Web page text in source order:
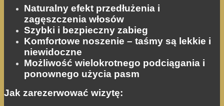
Naturalny efekt przedłużenia i
zagęszczenia włosów
Szybki i bezpieczny zabieg
Komfortowe noszenie – taśmy są lekkie i
niewidoczne
Możliwość wielokrotnego podciągania i
ponownego użycia pasm
Jak zarezerwować wizytę:
podczas
odwiedzania naszej
strony, zwiększasz
szansę na
zobaczenie
spersonalizowanych
treści i ofert.